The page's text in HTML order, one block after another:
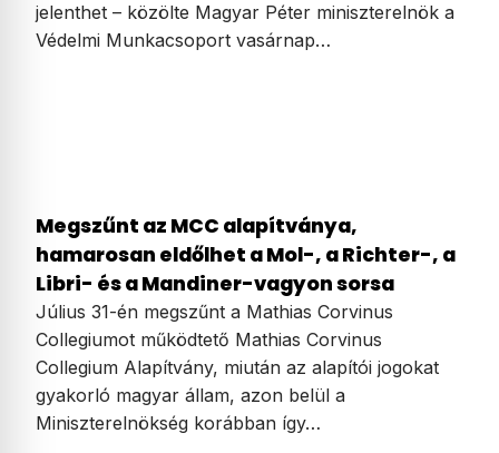
jelenthet – közölte Magyar Péter miniszterelnök a
Védelmi Munkacsoport vasárnap…
Megszűnt az MCC alapítványa,
hamarosan eldőlhet a Mol-, a Richter-, a
Libri- és a Mandiner-vagyon sorsa
Július 31-én megszűnt a Mathias Corvinus
Collegiumot működtető Mathias Corvinus
Collegium Alapítvány, miután az alapítói jogokat
gyakorló magyar állam, azon belül a
Miniszterelnökség korábban így…